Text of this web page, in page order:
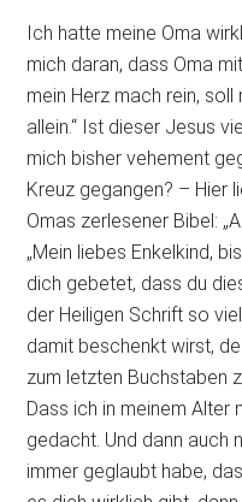
Ich hatte meine Oma
mich daran, dass Oma
mein Herz mach rein,
allein.“ Ist dieser Jesus
mich bisher vehement
Kreuz gegangen? – Hier
Omas zerlesener Bibel:
„Mein liebes Enkelkind,
dich gebetet, dass du
der Heiligen Schrift so
damit beschenkt wirst,
zum letzten Buchstaben
Dass ich in meinem Alter
gedacht. Und dann auch
immer geglaubt habe,